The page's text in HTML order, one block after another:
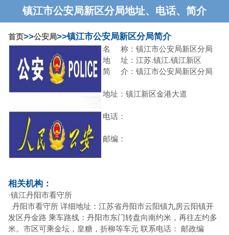
镇江市公安局新区分局地址、电话、简介
首页>>公安局>>镇江市公安局新区分局简介
名 称：镇江市公安局新区分局
地 址：江苏.镇江.镇江新区
简 介：镇江市公安局新区分局
地址：镇江新区金港大道
电话：
邮编：
相关机构：
·镇江丹阳市看守所
丹阳市看守所 详细地址：江苏省丹阳市云阳镇九房云阳镇开
发区丹金路 乘车路线：丹阳市东门转盘向南约米，再往左约多
米。市区可乘金坛，皇糖，折柳等车元 联系电话： 邮政编